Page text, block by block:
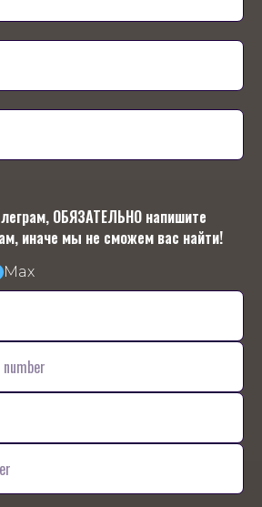
ОБЯЗАТЕЛЬНО напишите
иначе мы не сможем вас найти!
Max